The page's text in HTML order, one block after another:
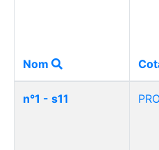
Nom
n°1 - s11